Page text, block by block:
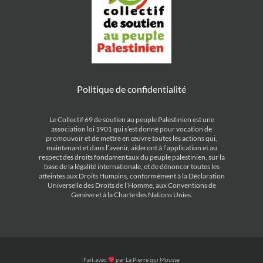
Politique de confidentialité
Le Collectif 69 de soutien au peuple Palestinien est une
association loi 1901 qui s’est donné pour vocation de
promouvoir et de mettre en œuvre toutes les actions qui,
maintenant et dans l’avenir, aideront à l’application et au
respect des droits fondamentaux du peuple palestinien, sur la
base de la légalité internationale, et de dénoncer toutes les
atteintes aux Droits Humains, conformément à la Déclaration
Universelle des Droits de l’Homme, aux Conventions de
Genève et à la Charte des Nations Unies.
Fait avec par La Pierre qui Mousse